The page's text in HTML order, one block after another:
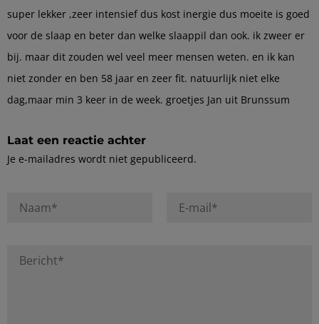
super lekker ,zeer intensief dus kost inergie dus moeite is goed
voor de slaap en beter dan welke slaappil dan ook. ik zweer er
bij. maar dit zouden wel veel meer mensen weten. en ik kan
niet zonder en ben 58 jaar en zeer fit. natuurlijk niet elke
dag,maar min 3 keer in de week. groetjes Jan uit Brunssum
Laat een reactie achter
Je e-mailadres wordt niet gepubliceerd.